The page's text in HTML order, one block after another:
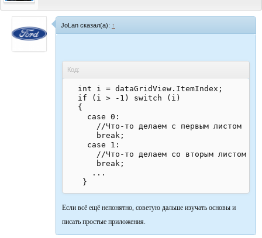
JoLan сказал(а): ↑
Код:
  int i = dataGridView.ItemIndex;
  if (i > -1) switch (i)
  {
    case 0:
      //Что-то делаем с первым листом
      break;
    case 1:
      //Что-то делаем со вторым листом
      break;
     ...
Если всё ещё непонятно, советую дальше изучать основы и
писать простые приложения.